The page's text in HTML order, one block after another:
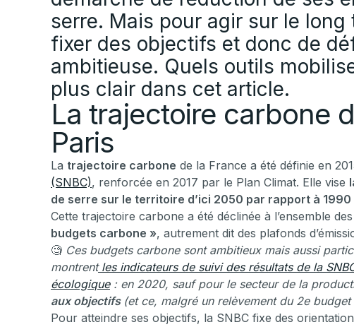
serre. Mais pour agir sur le
fixer des objectifs et donc de
ambitieuse. Quels outils
plus clair dans cet article.
La trajectoire carbone
Paris
La trajectoire carbone de la France a été définie en
(SNBC), renforcée en 2017 par le Plan Climat. Elle vise
de serre sur le territoire d’ici 2050 par rapport à
Cette trajectoire carbone a été déclinée à l’ensemble
budgets carbone », autrement dit des plafonds
🧐 Ces budgets carbone sont ambitieux mais aussi
montrentles indicateurs de suivi des résultats de la
écologique: en 2020, sauf pour le secteur de la
aux objectifs (et ce, malgré un relèvement du 2e
Pour atteindre ses objectifs, la SNBC fixe des